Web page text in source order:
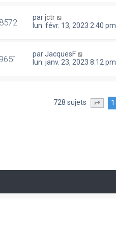
parjctr
lun. févr. 13, 2023 2:40 pm
parJacquesF
lun. janv. 23, 2023 8:12 pm
728 sujets Page1